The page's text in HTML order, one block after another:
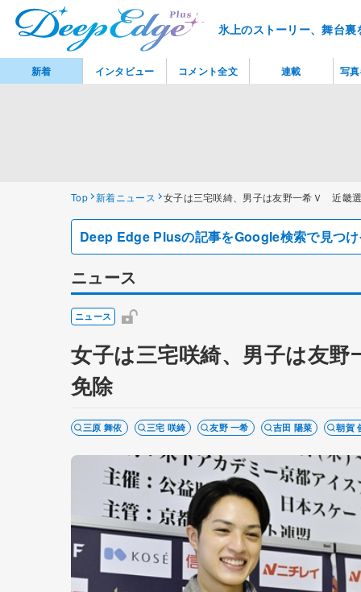
氷上のストーリー、舞台
Top 新着ニュース 女子は三宅咲綺、男子は友野一希Ｖ 近畿
Deep Edge Plusの記事をGoogle検索で見つ
ニュース
ニュース
女子は三宅咲綺、男子は友
免除
三原 舞依 三宅 咲綺 友野 一希 吉田 陽菜 朝賀
新着 インタビュー コメント全文 連載 写